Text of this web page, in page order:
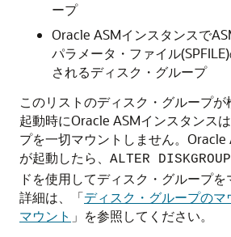
ープ
Oracle ASMインスタンスで
パラメータ・ファイル
されるディスク・グループ
このリストのディスク・グループが
起動時にOracle ASMインスタンス
プを一切マウントしません。Oracle
が起動したら、 ALTER
ドを使用してディスク・グループを
詳細は、
「ディスク・グループの
マウント 」 を参照してください。